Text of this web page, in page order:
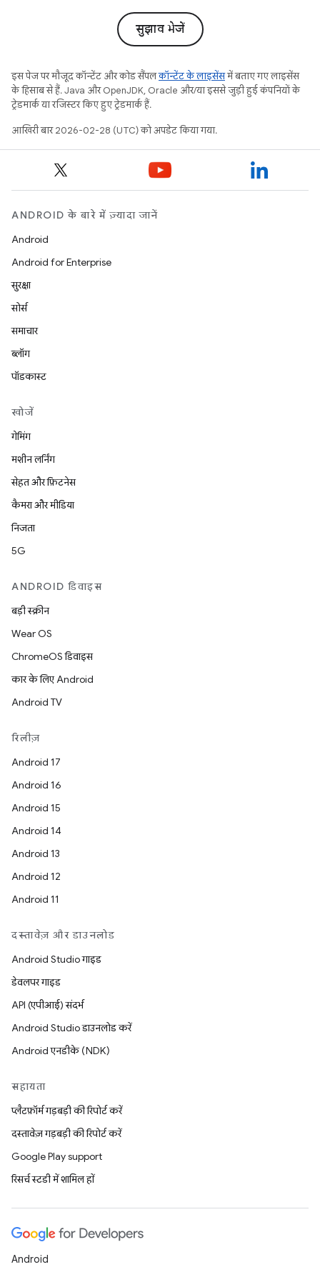
सुझाव भेजें
इस पेज पर मौजूद कॉन्टेंट और कोड सैंपलकॉन्टेंट के लाइसेंसमें बताए गए लाइसेंस
के हिसाब से हैं. Java और OpenJDK, Oracle और/या इससे जुड़ी हुई कंपनियों के
ट्रेडमार्क या रजिस्टर किए हुए ट्रेडमार्क हैं.
आखिरी बार 2026-02-28 (UTC) को अपडेट किया गया.
ANDROID के बारे में ज़्यादा जानें
Android
Android for Enterprise
सुरक्षा
सोर्स
समाचार
ब्लॉग
पॉडकास्ट
खोजें
गेमिंग
मशीन लर्निंग
सेहत और फ़िटनेस
कैमरा और मीडिया
निजता
5G
ANDROID डिवाइस
बड़ी स्क्रीन
Wear OS
ChromeOS डिवाइस
कार के लिए Android
Android TV
रिलीज़
Android 17
Android 16
Android 15
Android 14
Android 13
Android 12
Android 11
दस्तावेज़ और डाउनलोड
Android Studio गाइड
डेवलपर गाइड
API (एपीआई) संदर्भ
Android Studio डाउनलोड करें
Android एनडीके (NDK)
सहायता
प्लैटफ़ॉर्म गड़बड़ी की रिपोर्ट करें
दस्तावेज़ गड़बड़ी की रिपोर्ट करें
Google Play support
रिसर्च स्टडी में शामिल हों
Android